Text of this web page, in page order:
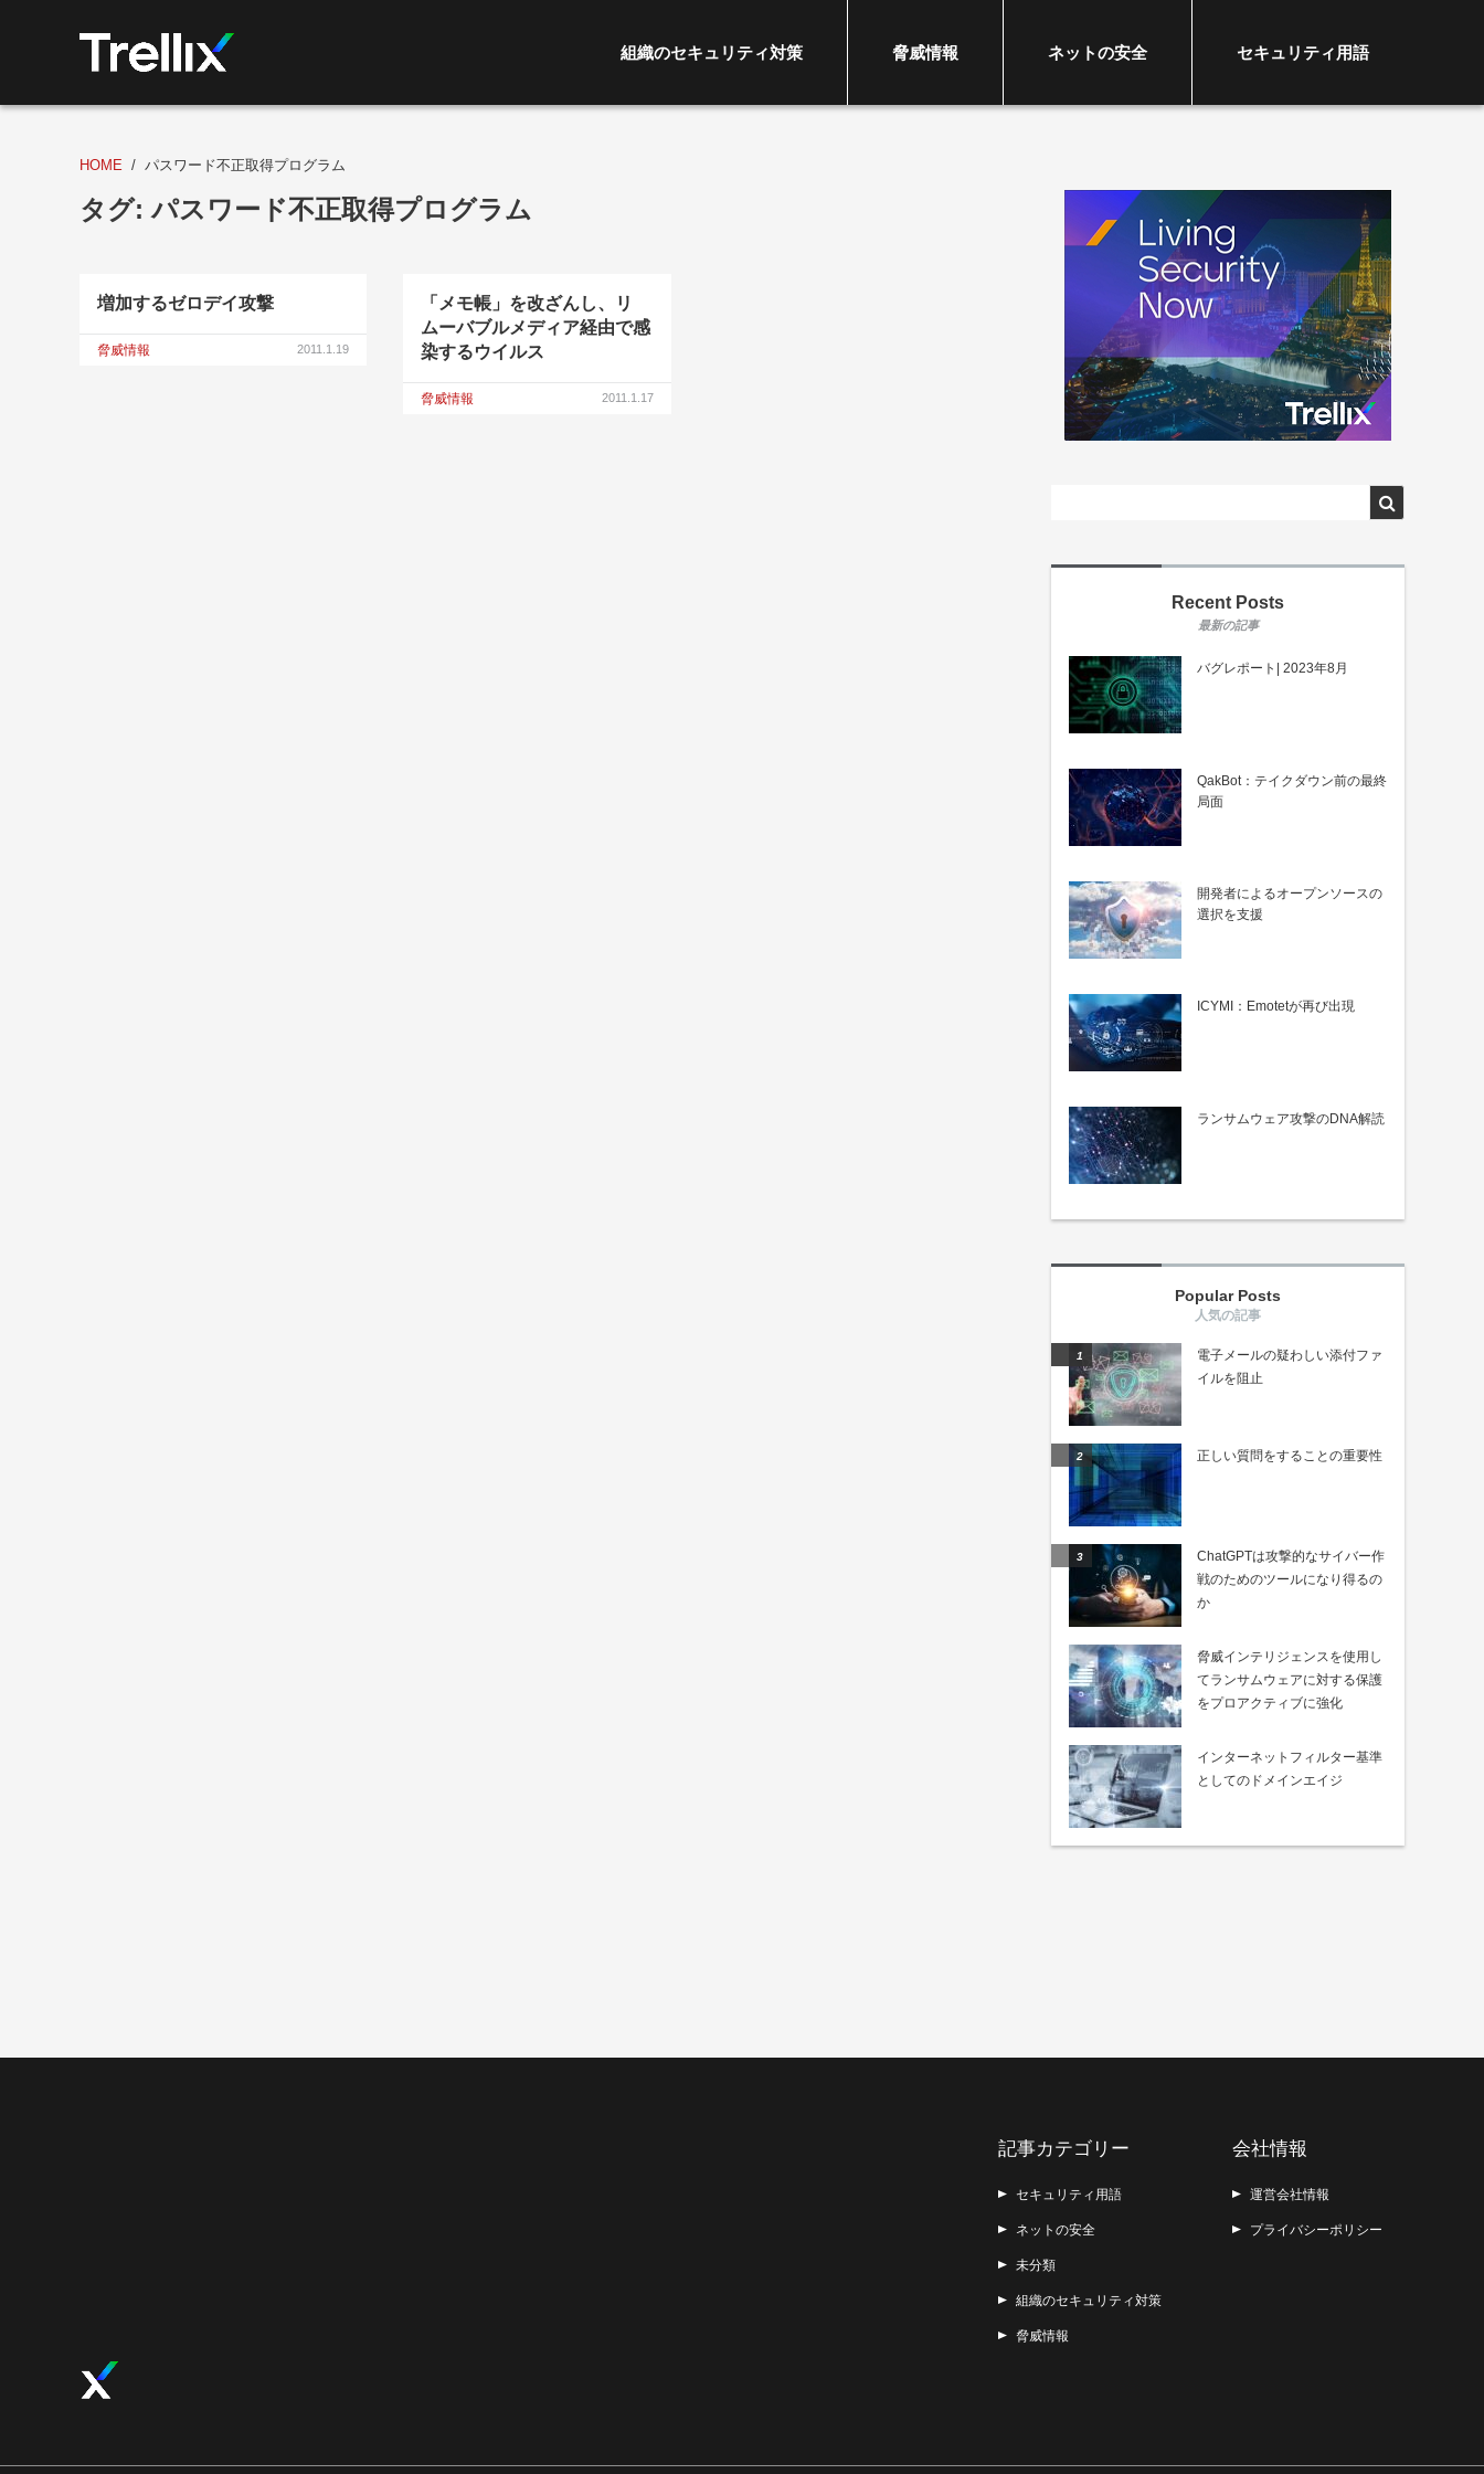
組織のセキュリティ対策 脅威情報 ネットの安全 セキュリティ用語
HOME パスワード不正取得プログラム
タグ:パスワード不正取得プログラム
増加するゼロデイ攻撃
脅威情報 2011.1.19
「メモ帳」を改ざんし、リ
ムーバブルメディア経由で感
染するウイルス
脅威情報 2011.1.17
Recent Posts
バグレポート| 2023年8月
QakBot：テイクダウン前の最終
局面
開発者によるオープンソースの
選択を支援
ICYMI：Emotetが再び出現
ランサムウェア攻撃のDNA解読
Popular Posts
電子メールの疑わしい添付ファ
イルを阻止
正しい質問をすることの重要性
ChatGPTは攻撃的なサイバー作
戦のためのツールになり得るの
か
脅威インテリジェンスを使用し
てランサムウェアに対する保護
をプロアクティブに強化
インターネットフィルター基準
としてのドメインエイジ
記事カテゴリー
セキュリティ用語
ネットの安全
未分類
組織のセキュリティ対策
脅威情報
会社情報
運営会社情報
プライバシーポリシー